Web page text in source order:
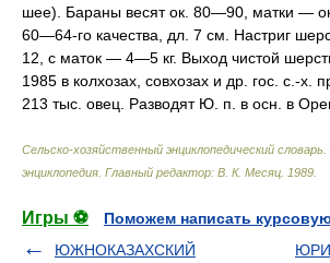
шее). Бараны весят ок. 80—90, матки —
60—64-го качества, дл. 7 см. Настриг
12, с маток — 4—5 кг. Выход чистой
1985 в колхозах, совхозах и др. гос. с.-х.
213 тыс. овец. Разводят Ю. п. в осн. в
Сельско-хозяйственный энциклопедический
энциклопедия Главный редактор: В. К. Месяц 1989
Игры ⚽
Поможем написать
ЮЖНОКАЗАХСКИЙ